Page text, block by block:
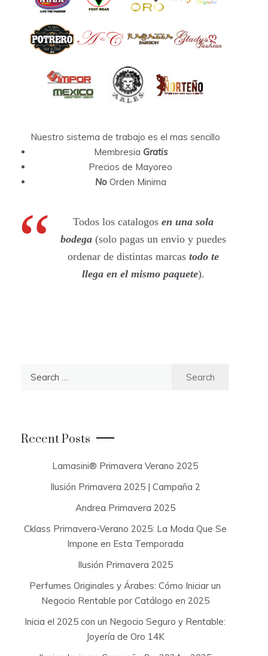
Nuestro sistema de trabajo es el mas sencillo
Membresia Gratis
Precios de Mayoreo
NoOrden Minima
Todos los catalogos en una sola
bodega (solo pagas un envio y puedes
ordenar de distintas marcastodo te
llega en el mismo paquete).
r
:
Recent Posts
Lamasini® Primavera Verano 2025
Ilusión Primavera 2025 | Campaña 2
Andrea Primavera 2025
Cklass Primavera-Verano 2025: La Moda Que Se
Impone en Esta Temporada
Ilusión Primavera 2025
Perfumes Originales y Árabes: Cómo Iniciar un
Negocio Rentable por Catálogo en 2025
Inicia el 2025 con un Negocio Seguro y Rentable:
Joyería de Oro 14K